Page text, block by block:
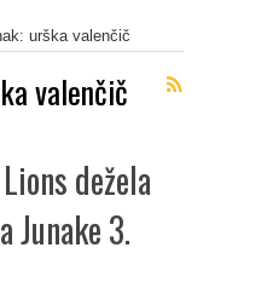
urška valenčič
valenčič
dežela
Junake 3.